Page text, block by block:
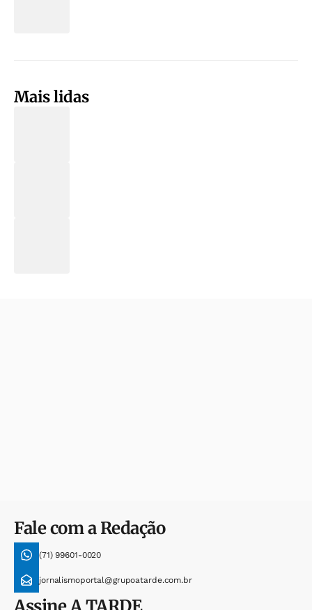
Mais lidas
Fale com a Redação
(71) 99601-0020
jornalismoportal@grupoatarde.com.br